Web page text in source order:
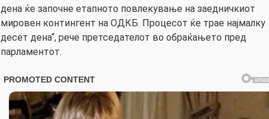
дена ќе започне етапното повлекување на заедничкиот
мировен контингент на ОДКБ. Процесот ќе трае најмалку
десет дена“, рече претседателот во обраќањето пред
парламентот.